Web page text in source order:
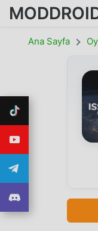
Ana Sayfa